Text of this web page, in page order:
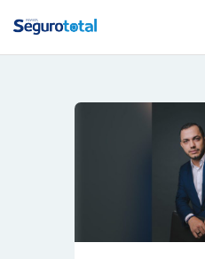
NOTÍCIAS
ESPECIAIS
GAIVOTA DE